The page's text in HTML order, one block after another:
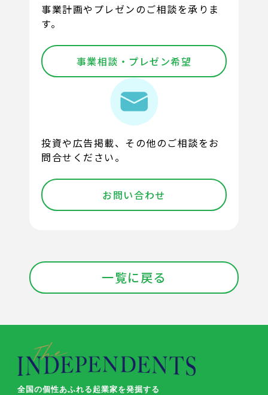
事業計画やプレゼンのご相談を承りま
す。
事業相談・プレゼン希望
投資や広告掲載、その他のご相談をお
問合せください。
お問い合わせ
一覧に戻る
全国の個性あふれる起業家を発掘する